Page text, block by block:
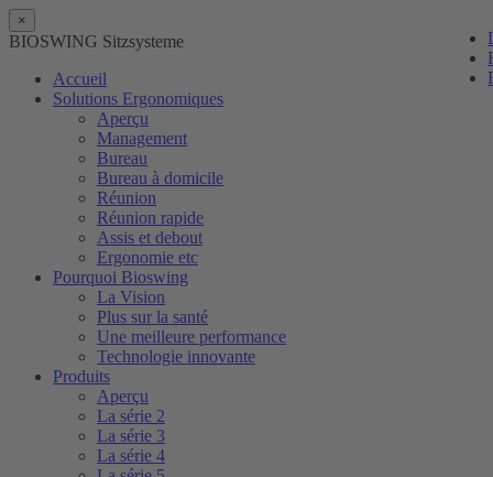
×
BIOSWING Sitzsysteme
Accueil
Solutions Ergonomiques
Aperçu
Management
Bureau
Bureau à domicile
Réunion
Réunion rapide
Assis et debout
Ergonomie etc
Pourquoi Bioswing
La Vision
Plus sur la santé
Une meilleure performance
Technologie innovante
Produits
Aperçu
La série 2
La série 3
La série 4